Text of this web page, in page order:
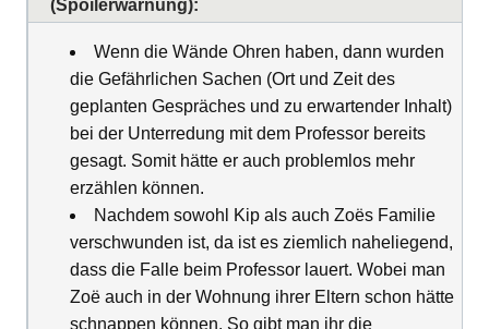
(Spoilerwarnung):
Wenn die Wände Ohren haben, dann wurden
die Gefährlichen Sachen (Ort und Zeit des
geplanten Gespräches und zu erwartender Inhalt)
bei der Unterredung mit dem Professor bereits
gesagt. Somit hätte er auch problemlos mehr
erzählen können.
Nachdem sowohl Kip als auch Zoës Familie
verschwunden ist, da ist es ziemlich naheliegend,
dass die Falle beim Professor lauert. Wobei man
Zoë auch in der Wohnung ihrer Eltern schon hätte
schnappen können. So gibt man ihr die